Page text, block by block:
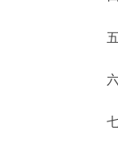
五
六
七